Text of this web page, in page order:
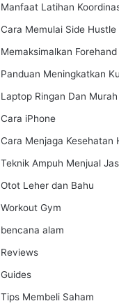
Manfaat Latihan
Cara Memulai Side Hustle
Memaksimalkan
Panduan Meningkatkan
Laptop Ringan Dan Murah
Cara iPhone
Cara Menjaga Kesehatan
Teknik Ampuh Menjual
Otot Leher dan Bahu
Workout Gym
bencana alam
Reviews
Guides
Tips Membeli Saham